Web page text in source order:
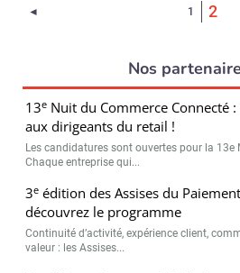
◄ 1 2
Nos
13e Nuit du Commerce Connecté
aux dirigeants du retail !
Les candidatures sont ouvertes pour la 13e
Chaque entreprise qui...
3e édition des Assises du
découvrez le programme
Continuité d’activité, expérience client,
valeur : les Assises...